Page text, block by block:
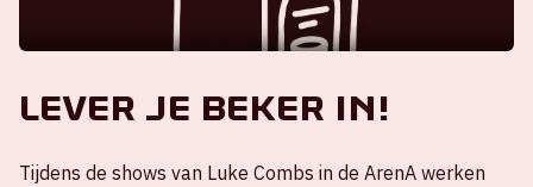
Lever je beker in!
Tijdens de shows van Luke Combs in de ArenA werken